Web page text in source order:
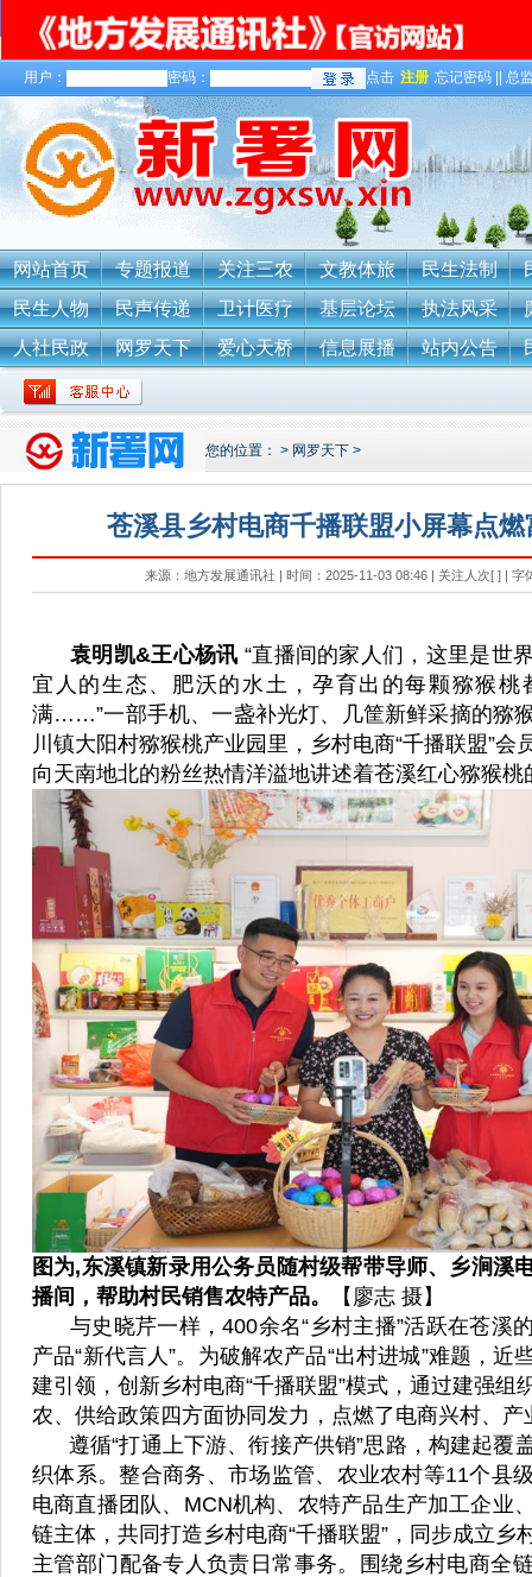
用户： 密码： 点击 注册 忘记密码 || 总
关于我们
网站首页 专题报道 关注三农 文教体旅 民生法制
民生人物
民声传递 卫计医疗 基层论坛 执法风采
人社民政
网罗天下 爱心天桥 信息展播 站内公告
您的位置： > 网罗天下 >
苍溪县乡村电商千播联盟小屏幕点
来源：地方发展通讯社 | 时间：2025-11-03 08:46 | 关注人次[ ] | 字
袁明凯&王心杨讯 “直播间的家人们，这里是世
宜人的生态、肥沃的水土，孕育出的每颗猕猴桃
满……”一部手机、一盏补光灯、几筐新鲜采摘的猕
川镇大阳村猕猴桃产业园里，乡村电商“千播联盟”会
向天南地北的粉丝热情洋溢地讲述着苍溪红心猕猴桃
图为,东溪镇新录用公务员随村级帮带导师、乡涧溪
播间，帮助村民销售农特产品。
【廖志 摄】
与史晓芹一样，400余名“乡村主播”活跃在苍溪
产品“新代言人”。为破解农产品“出村进城”难题，近
建引领，创新乡村电商“千播联盟”模式，通过建强组
农、供给政策四方面协同发力，点燃了电商兴村、
遵循“打通上下游、衔接产供销”思路，构建起覆
织体系。整合商务、市场监管、农业农村等11个县
电商直播团队、MCN机构、农特产品生产加工企业
链主体，共同打造乡村电商“千播联盟”，同步成立乡
主管部门配备专人负责日常事务。围绕乡村电商全